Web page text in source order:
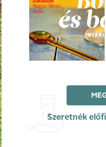
Szeretnék